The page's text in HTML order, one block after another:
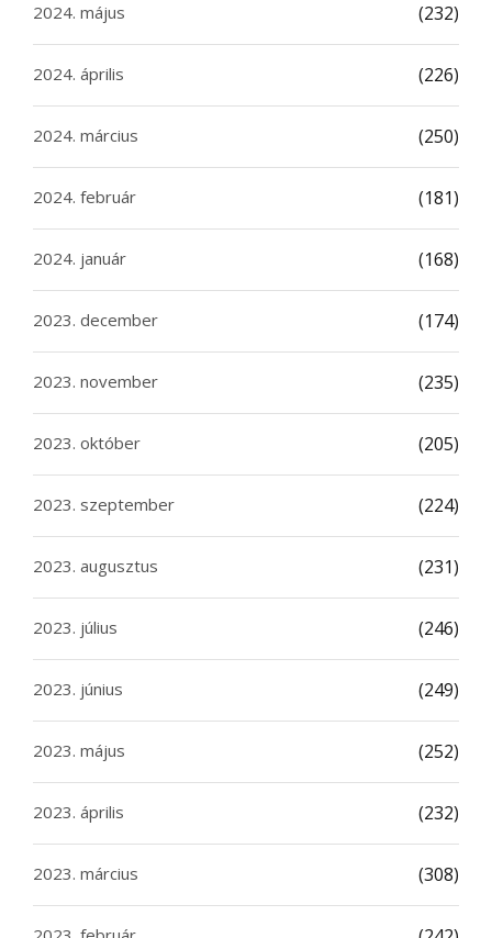
2024. május (232)
2024. április (226)
2024. március (250)
2024. február (181)
2024. január (168)
2023. december (174)
2023. november (235)
2023. október (205)
2023. szeptember (224)
2023. augusztus (231)
2023. július (246)
2023. június (249)
2023. május (252)
2023. április (232)
2023. március (308)